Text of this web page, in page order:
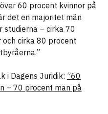
60 procent kvinnor på
det en majoritet män
studierna – cirka 70
cirka 80 procent
i Dagens Juridik: ”60
– 70 procent män på